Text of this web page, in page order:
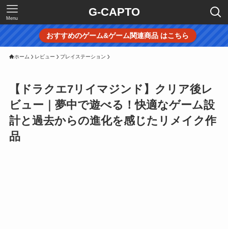
G-CAPTO
Menu
おすすめのゲーム&ゲーム関連商品 はこちら
ホーム レビュー プレイステーション
【ドラクエ7リイマジンド】クリア後レ
ビュー｜夢中で遊べる！快適なゲーム設
計と過去からの進化を感じたリメイク作
品